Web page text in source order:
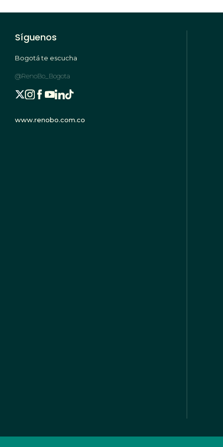
Síguenos
Bogotá te escucha
@RenoBo_Bogota
www.renobo.com.co